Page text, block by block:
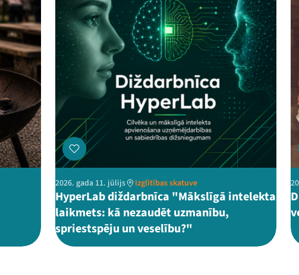
2026. gada 11. jūlijs Izglītības skatuve
HyperLab diždarbnīca "Mākslīgā intelekta
laikmets: kā nezaudēt uzmanību,
spriestspēju un veselību?"